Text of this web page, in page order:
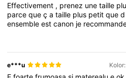
4,71 67K Obserwujący
Effectivement , prenez unetaille
parcequeçataille plus petitque
ensembleestcanon je
e***u